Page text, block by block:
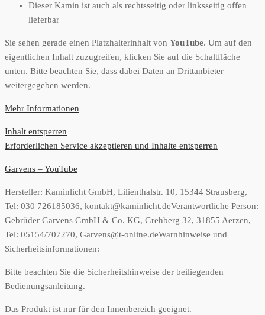
Dieser Kamin ist auch als rechtsseitig oder linksseitig offen
lieferbar
Sie sehen gerade einen Platzhalterinhalt von YouTube. Um auf den
eigentlichen Inhalt zuzugreifen, klicken Sie auf die Schaltfläche
unten. Bitte beachten Sie, dass dabei Daten an Drittanbieter
weitergegeben werden.
Mehr Informationen
Inhalt entsperren
Erforderlichen Service akzeptieren und Inhalte entsperren
Garvens – YouTube
Hersteller: Kaminlicht GmbH, Lilienthalstr. 10, 15344 Strausberg,
Tel: 030 726185036, kontakt@kaminlicht.deVerantwortliche Person:
Gebrüder Garvens GmbH & Co. KG, Grehberg 32, 31855 Aerzen,
Tel: 05154/707270, Garvens@t-online.deWarnhinweise und
Sicherheitsinformationen:
Bitte beachten Sie die Sicherheitshinweise der beiliegenden
Bedienungsanleitung.
Das Produkt ist nur für den Innenbereich geeignet.